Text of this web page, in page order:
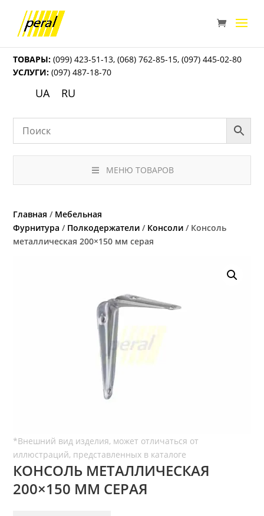
ТОВАРЫ: (099) 423-51-13,(068) 762-85-15,(097) 445-02-80
УСЛУГИ: (097) 487-18-70
UA RU
МЕНЮ ТОВАРОВ
Главная / Мебельная
Фурнитура / Полкодержатели / Консоли / Консоль
металлическая 200×150 мм серая
КОНСОЛЬ МЕТАЛЛИЧЕСКАЯ
200×150 ММ СЕРАЯ